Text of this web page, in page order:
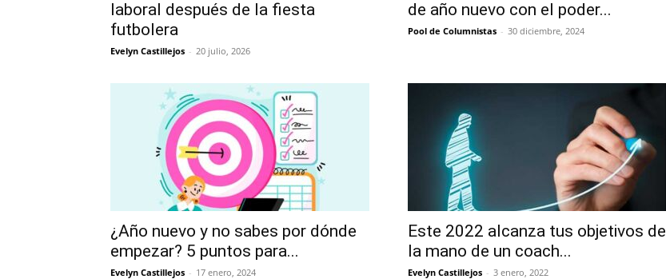
laboral después de la fiesta
futbolera
Evelyn Castillejos - 20 julio, 2026
de año nuevo con el poder...
Pool de Columnistas - 30 diciembre, 2024
¿Año nuevo y no sabes por dónde
empezar? 5 puntos para...
Evelyn Castillejos - 17 enero, 2024
Este 2022 alcanza tus objetivos de
la mano de un coach...
Evelyn Castillejos - 3 enero, 2022